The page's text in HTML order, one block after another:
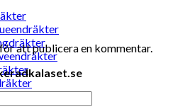
dräkter
att publicera en kommentar.